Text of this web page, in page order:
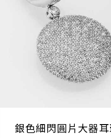
銀色細閃圓片大器